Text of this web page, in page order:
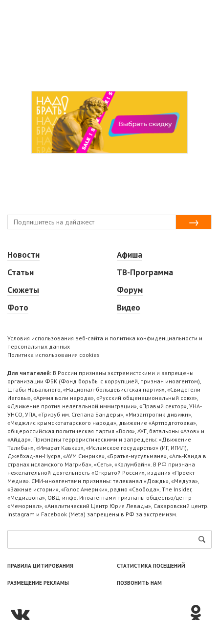
Новости
Статьи
Сюжеты
Фото
Афиша
ТВ-Программа
Форум
Видео
Условия использования веб-сайта и политика конфиденциальности и
персональных данных
Политика использования cookies
Для читателей: В России признаны экстремистскими и запрещены
организации ФБК (Фонд борьбы с коррупцией, признан иноагентом),
Штабы Навального, «Национал-большевистская партия», «Свидетели
Иеговы», «Армия воли народа», «Русский общенациональный союз»,
«Движение против нелегальной иммиграции», «Правый сектор», УНА-
УНСО, УПА, «Тризуб им. Степана Бандеры», «Мизантропик дивижн»,
«Меджлис крымскотатарского народа», движение «Артподготовка»,
общероссийская политическая партия «Воля», АУЕ, батальоны «Азов» и
«Айдар». Признаны террористическими и запрещены: «Движение
Талибан», «Имарат Кавказ», «Исламское государство» (ИГ, ИГИЛ),
Джебхад-ан-Нусра, «АУМ Синрике», «Братья-мусульмане», «Аль-Каида в
странах исламского Магриба», «Сеть», «Колумбайн». В РФ признана
нежелательной деятельность «Открытой России», издания «Проект
Медиа». СМИ-иноагентами признаны: телеканал «Дождь», «Медуза»,
«Важные истории», «Голос Америки», радио «Свобода», The Insider,
«Медиазона», ОВД-инфо. Иноагентами признаны общество/центр
«Мемориал», «Аналитический Центр Юрия Левады», Сахаровский центр.
Instagram и Facebook (Metа) запрещены в РФ за экстремизм.
ПРАВИЛА ЦИТИРОВАНИЯ СТАТИСТИКА ПОСЕЩЕНИЙ
РАЗМЕЩЕНИЕ РЕКЛАМЫ ПОЗВОНИТЬ НАМ